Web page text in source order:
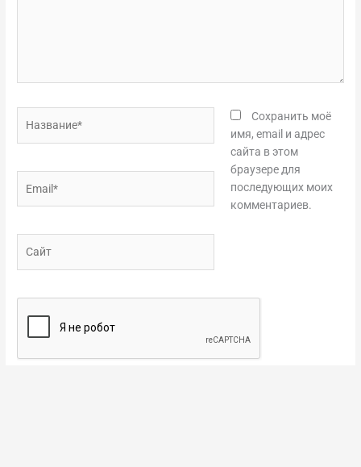
Сохранить моё
имя, email и адрес
сайта в этом
браузере для
последующих моих
комментариев.